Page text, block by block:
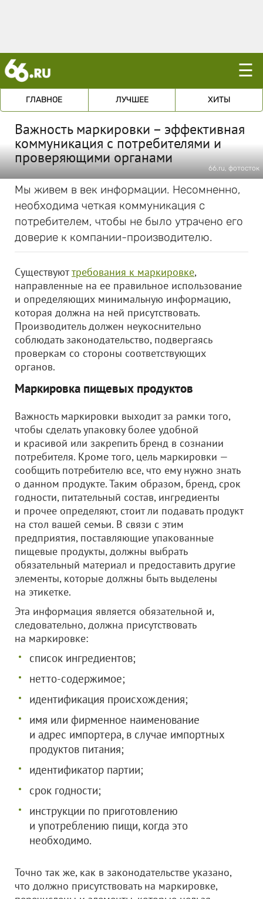
☰
ГЛАВНОЕ ЛУЧШЕЕ ХИТЫ
Важность маркировки – эффективная
коммуникация с потребителями и
проверяющими органами
66.ru, фотосток
Мы живем в век информации. Несомненно,
необходима четкая коммуникация с
потребителем, чтобы не было утрачено его
доверие к компании-производителю.
Существуюттребования к маркировке,
направленные на ее правильное использование
и определяющих минимальную информацию,
которая должна на ней присутствовать.
Производитель должен неукоснительно
соблюдать законодательство, подвергаясь
проверкам со стороны соответствующих
органов.
Маркировка пищевых продуктов
Важность маркировки выходит за рамки того,
чтобы сделать упаковку более удобной
и красивой или закрепить бренд в сознании
потребителя. Кроме того, цель маркировки —
сообщить потребителю все, что ему нужно знать
о данном продукте. Таким образом, бренд, срок
годности, питательный состав, ингредиенты
и прочее определяют, стоит ли подавать продукт
на стол вашей семьи. В связи с этим
предприятия, поставляющие упакованные
пищевые продукты, должны выбрать
обязательный материал и предоставить другие
элементы, которые должны быть выделены
на этикетке.
Эта информация является обязательной и,
следовательно, должна присутствовать
на маркировке:
список ингредиентов;
нетто-содержимое;
идентификация происхождения;
имя или фирменное наименование
и адрес импортера, в случае импортных
продуктов питания;
идентификатор партии;
срок годности;
инструкции по приготовлению
и употреблению пищи, когда это
необходимо.
Точно так же, как в законодательстве указано,
что должно присутствовать на маркировке,